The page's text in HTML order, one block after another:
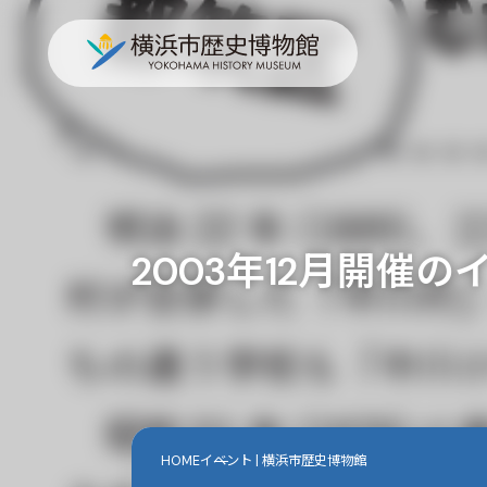
2003年12月開催の
HOMEイベント | 横浜市歴史博物館